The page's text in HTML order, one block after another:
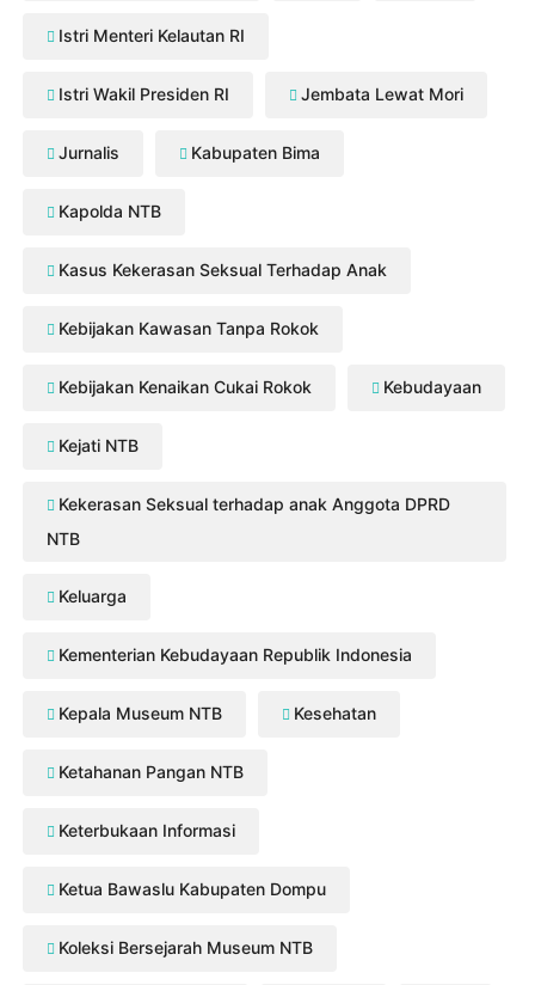
Istri Menteri Kelautan RI
Istri Wakil Presiden RI Jembata Lewat Mori
Jurnalis Kabupaten Bima
Kapolda NTB
Kasus Kekerasan Seksual Terhadap Anak
Kebijakan Kawasan Tanpa Rokok
Kebijakan Kenaikan Cukai Rokok Kebudayaan
Kejati NTB
Kekerasan Seksual terhadap anak Anggota DPRD
NTB
Keluarga
Kementerian Kebudayaan Republik Indonesia
Kepala Museum NTB Kesehatan
Ketahanan Pangan NTB
Keterbukaan Informasi
Ketua Bawaslu Kabupaten Dompu
Koleksi Bersejarah Museum NTB